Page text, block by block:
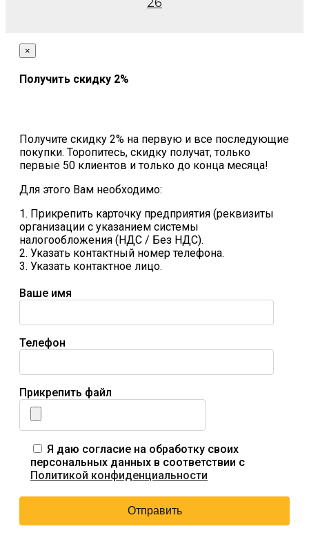
×
Получить скидку 2%
Получите скидку 2% на первую и все последующие
покупки. Торопитесь, скидку получат, только
первые 50 клиентов и только до конца месяца!
Для этого Вам необходимо:
1. Прикрепить карточку предприятия (реквизиты
организации с указанием системы
налогообложения (НДС / Без НДС).
2. Указать контактный номер телефона.
3. Указать контактное лицо.
Ваше имя
Телефон
Прикрепить файл
Я даю согласие на обработку своих
персональных данных в соответствии с
Политикой конфиденциальности